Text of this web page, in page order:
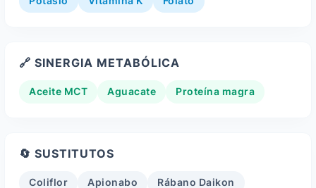
🔗 SINERGIA METABÓLICA
Aceite MCT Aguacate Proteína magra
🔄 SUSTITUTOS
Coliflor Apionabo Rábano Daikon